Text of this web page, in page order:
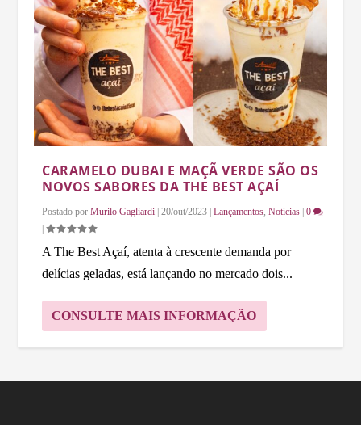
CARAMELO DUBAI E MAÇÃ VERDE SÃO OS
NOVOS SABORES DA THE BEST AÇAÍ
Postado porMurilo Gagliardi |20/out/2023 |Lançamentos,Notícias |0
|
A The Best Açaí, atenta à crescente demanda por
delícias geladas, está lançando no mercado dois...
CONSULTE MAIS INFORMAÇÃO